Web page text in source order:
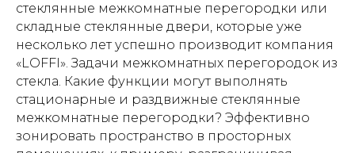
стеклянные межкомнатные перегородки или
складные стеклянные двери, которые уже
несколько лет успешно производит компaния
«LOFFI». Задачи межкомнатных перегородок из
стекла. Какие функции могут выполнять
стационарные и раздвижные стеклянные
межкомнатные перегородки? Эффективно
зонировать пространство в просторных